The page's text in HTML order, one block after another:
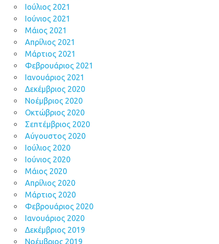
Ιούλιος 2021
Ιούνιος 2021
Μάιος 2021
Απρίλιος 2021
Μάρτιος 2021
Φεβρουάριος 2021
Ιανουάριος 2021
Δεκέμβριος 2020
Νοέμβριος 2020
Οκτώβριος 2020
Σεπτέμβριος 2020
Αύγουστος 2020
Ιούλιος 2020
Ιούνιος 2020
Μάιος 2020
Απρίλιος 2020
Μάρτιος 2020
Φεβρουάριος 2020
Ιανουάριος 2020
Δεκέμβριος 2019
Νοέμβριος 2019